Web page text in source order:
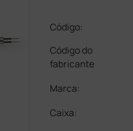
Código:
Código do
fabricante
Marca:
Caixa: